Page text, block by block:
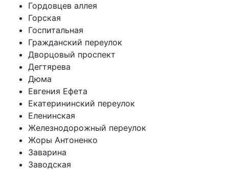
Гордовцев аллея
Горская
Госпитальная
Гражданский переулок
Дворцовый проспект
Дегтярева
Дюма
Евгения Ефета
Екатерининский переулок
Еленинская
Железнодорожный переулок
Жоры Антоненко
Заварина
Заводская